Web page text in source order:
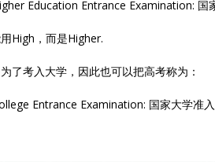
Education Entrance Examination: 国
High，而是Higher.
了考入大学，因此也可以把高考称为：
Entrance Examination: 国家大学准入